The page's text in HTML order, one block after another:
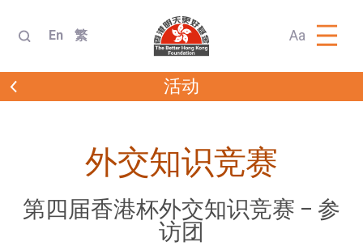
En 繁 Aa
活动
外交知识竞赛
第四届香港杯外交知识竞赛 – 参
访团